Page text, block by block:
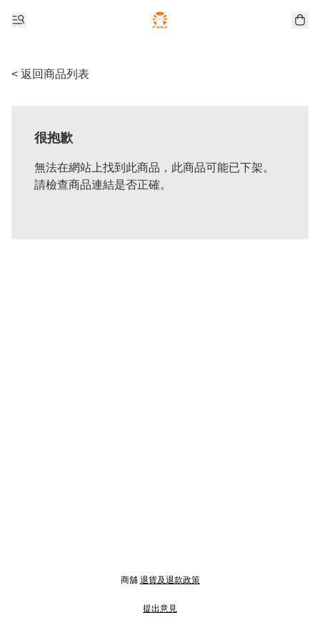
< 返回商品列表
很抱歉
無法在網站上找到此商品，此商品可能已下架。
請檢查商品連結是否正確。
商舖 退貨及退款政策
提出意見